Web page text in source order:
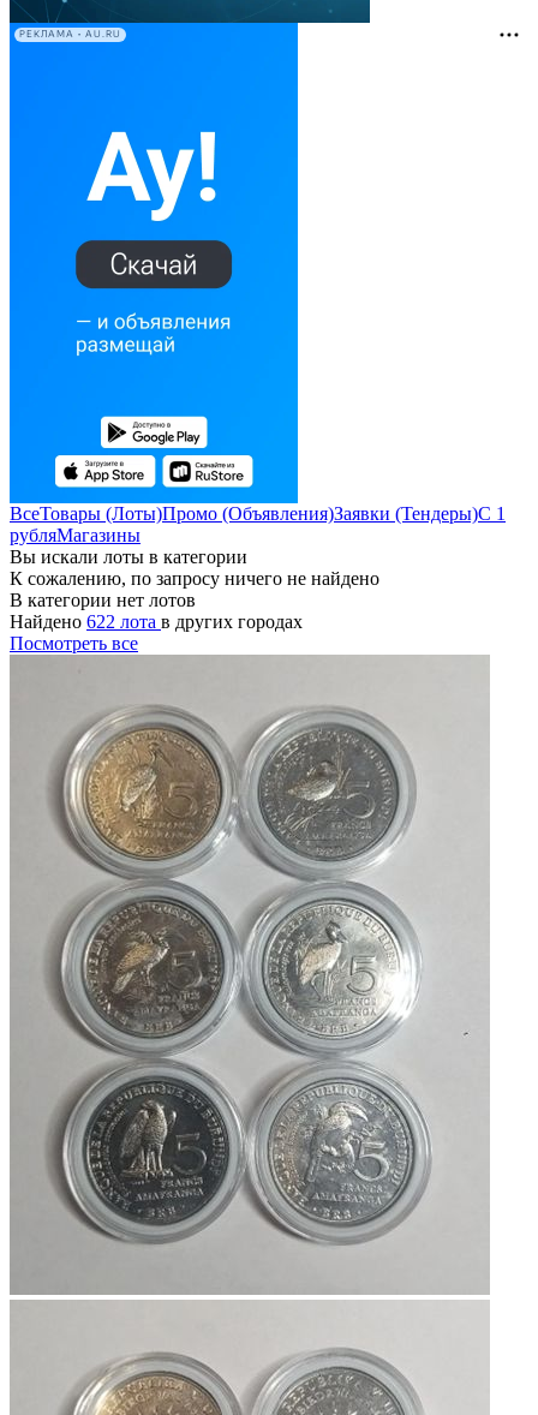
РЕКЛАМА • AU.RU
ВсеТовары (Лоты)Промо (Объявления)Заявки (Тендеры)С 1
рубляМагазины
Вы искали лоты в категории
К сожалению, по запросу ничего не найдено
В категории нет лотов
Найдено 622 лота в других городах
Посмотреть все